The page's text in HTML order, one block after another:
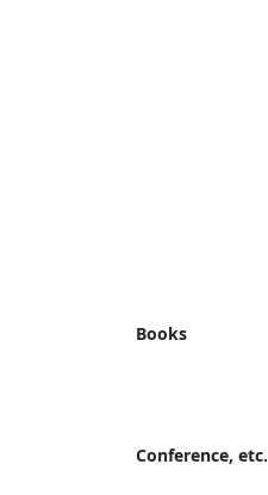
Books
Conference, etc.